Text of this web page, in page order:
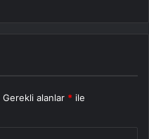
Gerekli alanlar * ile